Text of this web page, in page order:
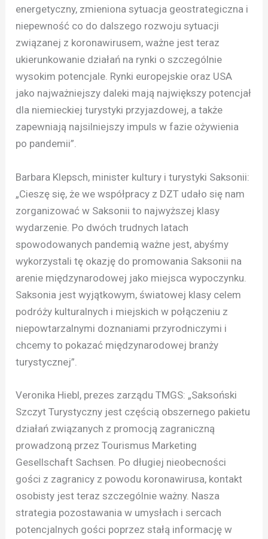
energetyczny, zmieniona sytuacja geostrategiczna i
niepewność co do dalszego rozwoju sytuacji
związanej z koronawirusem, ważne jest teraz
ukierunkowanie działań na rynki o szczególnie
wysokim potencjale. Rynki europejskie oraz USA
jako najważniejszy daleki mają największy potencjał
dla niemieckiej turystyki przyjazdowej, a także
zapewniają najsilniejszy impuls w fazie ożywienia
po pandemii”.
Barbara Klepsch, minister kultury i turystyki Saksonii:
„Cieszę się, że we współpracy z DZT udało się nam
zorganizować w Saksonii to najwyższej klasy
wydarzenie. Po dwóch trudnych latach
spowodowanych pandemią ważne jest, abyśmy
wykorzystali tę okazję do promowania Saksonii na
arenie międzynarodowej jako miejsca wypoczynku.
Saksonia jest wyjątkowym, światowej klasy celem
podróży kulturalnych i miejskich w połączeniu z
niepowtarzalnymi doznaniami przyrodniczymi i
chcemy to pokazać międzynarodowej branży
turystycznej”.
Veronika Hiebl, prezes zarządu TMGS: „Saksoński
Szczyt Turystyczny jest częścią obszernego pakietu
działań związanych z promocją zagraniczną
prowadzoną przez Tourismus Marketing
Gesellschaft Sachsen. Po długiej nieobecności
gości z zagranicy z powodu koronawirusa, kontakt
osobisty jest teraz szczególnie ważny. Nasza
strategia pozostawania w umysłach i sercach
potencjalnych gości poprzez stałą informację w